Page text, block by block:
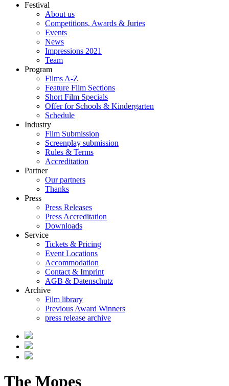
Festival
About us
Competitions, Awards & Juries
Events
News
Impressions 2021
Team
Program
Films A-Z
Feature Film Sections
Short Film Specials
Offer for Schools & Kindergarten
Schedule
Industry
Film Submission
Screenplay submission
Rules & Terms
Accreditation
Partner
Our partners
Thanks
Press
Press Releases
Press Accreditation
Downloads
Service
Tickets & Pricing
Event Locations
Accommodation
Contact & Imprint
AGB & Datenschutz
Archive
Film library
Previous Award Winners
press release archive
The Mopes